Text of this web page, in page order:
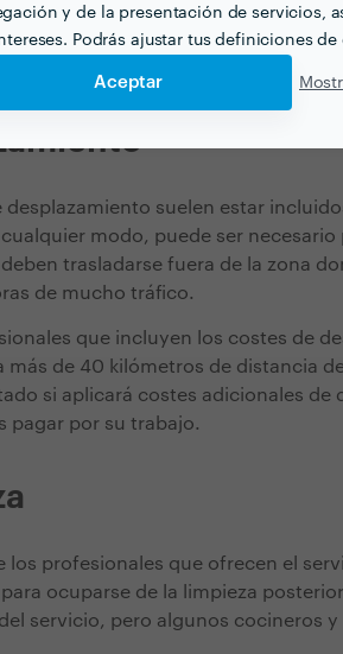
y de la presentación de servicios,
Podrás ajustar tus definiciones
Aceptar
herramientas específicas
Por lo general, la preparación de la
desplazamiento suelen estar
modo, puede ser
deben trasladarse fuera de la zona
de mucho tráfico.
que incluyen los costes de
más de 40 kilómetros de distancia
si aplicará costes adicionales
pagar por su trabajo.
los profesionales que ofrecen el
ocuparse de la limpieza
servicio, pero algunos cocineros